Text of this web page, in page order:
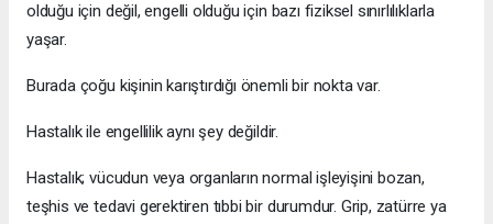
olduğu için değil, engelli olduğu için bazı fiziksel sınırlılıklarla
yaşar.
Burada çoğu kişinin karıştırdığı önemli bir nokta var.
Hastalık ile engellilik aynı şey değildir.
Hastalık; vücudun veya organların normal işleyişini bozan,
teşhis ve tedavi gerektiren tıbbi bir durumdur. Grip, zatürre ya